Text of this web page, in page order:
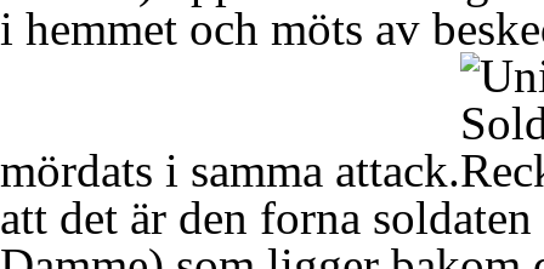
i hemmet och möts av
mördats i samma attack.
att det är den forna